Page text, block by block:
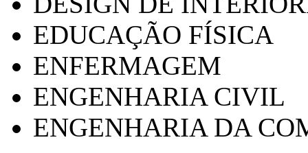
EDUCAÇÃO FÍSICA
ENFERMAGEM
ENGENHARIA CIVIL
ENGENHARIA DA